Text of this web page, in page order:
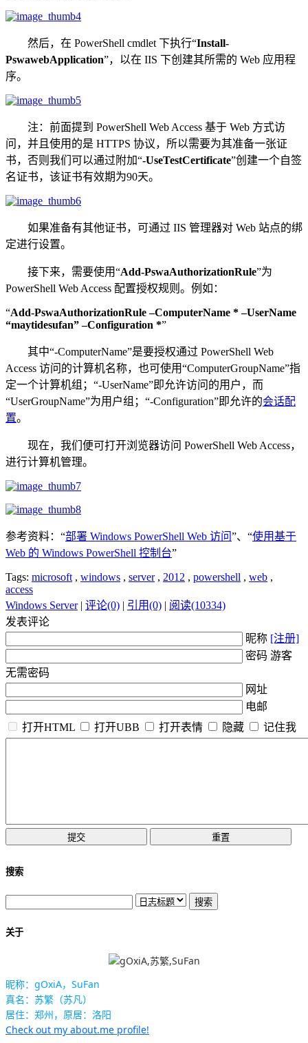
然后，在 PowerShell cmdlet 下执行“Install-
PswawebApplication”，以在 IIS 下创建其所需的 Web 应用程
序。
注：前面提到 PowerShell Web Access 基于 Web 方式访
问，并且使用的是 HTTPS 协议，所以需要为其准备一张证
书，否则我们可以通过附加“-UseTestCertificate”创建一个自签
名证书，该证书有效期为90天。
如果准备有其他证书，可通过 IIS 管理器对 Web 站点的绑
定进行设置。
接下来，需要使用“Add-PswaAuthorizationRule”为
PowerShell Web Access 配置授权规则。例如：
“Add-PswaAuthorizationRule –ComputerName * –UserName
“maytidesufan” –Configuration *”
其中“-ComputerName”是要授权通过 PowerShell Web
Access 访问的计算机名称，也可使用“ComputerGroupName”指
定一个计算机组；“-UserName”即允许访问的用户，而
“UserGroupName”为用户组；“-Configuration”即允许的会话配
置。
现在，我们便可打开浏览器访问 PowerShell Web Access，
进行计算机管理。
参考资料：“部署 Windows PowerShell Web 访问”、“使用基于
Web 的 Windows PowerShell 控制台”
Tags: microsoft, windows , server, 2012 , powershell , web ,
access
Windows Server| 评论(0) | 引用(0) | 阅读(10334)
发表评论
昵称 [注册]
密码 游客
无需密码
网址
电邮
打开HTML
打开UBB 打开表情 隐藏 记住我
搜索
关于
昵称：gOxiA，SuFan
真名：苏繁（苏凡）
居住：郑州，原居：洛阳
Check out my about.me profile!